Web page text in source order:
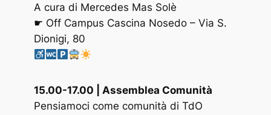
A cura di Mercedes Mas Solè
☛ Off Campus Cascina Nosedo – Via S.
Dionigi, 80
15.00-17.00 | Assemblea Comunità
Pensiamoci come comunità di TdO